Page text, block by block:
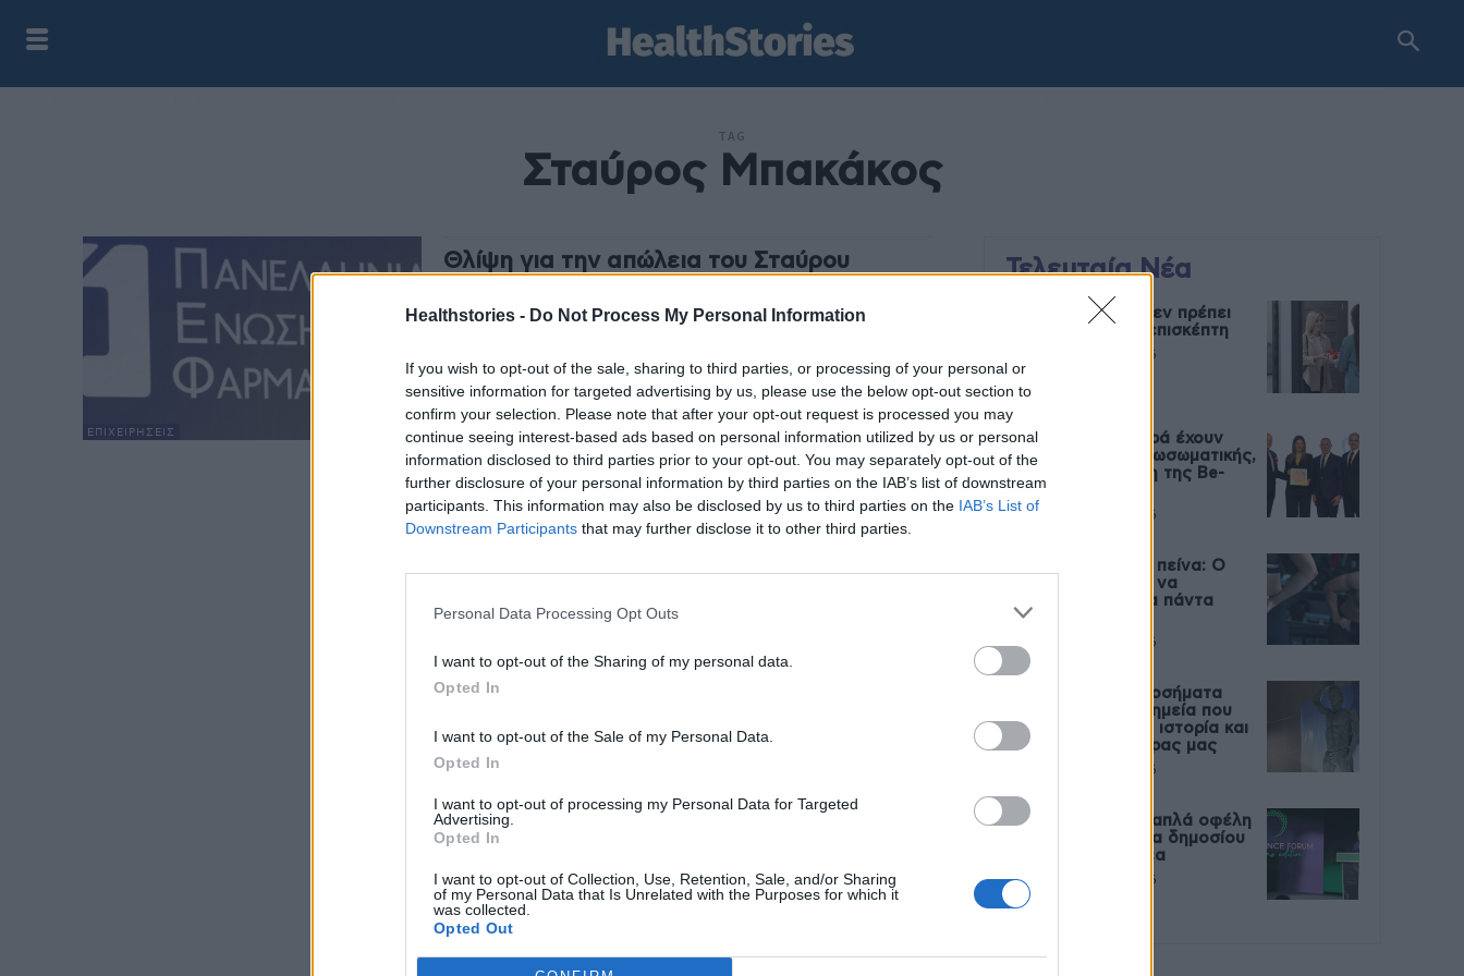
Healthstories - Do Not Process My Personal Information
If you wish to opt-out of the sale, sharing to third parties, or processing of your personal or
sensitive information for targeted advertising by us, please use the below opt-out section to
confirm your selection. Please note that after your opt-out request is processed you may
continue seeing interest-based ads based on personal information utilized by us or personal
information disclosed to third parties prior to your opt-out. You may separately opt-out of the
further disclosure of your personal information by third parties on the IAB’s list of downstream
participants. This information may also be disclosed by us to third parties on the IAB’s List of
Downstream Participants that may further disclose it to other third parties.
Personal Data Processing Opt Outs
I want to opt-out of the Sharing of my personal data.
Opted In
I want to opt-out of the Sale of my Personal Data.
Opted In
I want to opt-out of processing my Personal Data for Targeted
Advertising.
Opted In
I want to opt-out of Collection, Use, Retention, Sale, and/or Sharing
of my Personal Data that Is Unrelated with the Purposes for which it
was collected.
Opted Out
TAG
Σταύρος Μπακάκος
ΕΠΙΧΕΙΡΉΣΕΙΣ
Θλίψη για την απώλεια του Σταύρου
healthstories - 27 Ιανουαρίου 2025
βαθιά της θλίψη για την απώλεια του Σταύρου Μπακάκου, επί
σειρά ετών Προέδρου και CEO της Minerva φαρμακευτικής,...
Τελευταία Νέα
9 πράγματα που δεν πρέπει
να λέτε σε έναν επισκέπτη
27 Φεβρουαρίου 2026
Πάνω από 100 μωρά έχουν
γεννηθεί μέσω εξωσωματικής,
με την υποστήριξη της Be-
Live
27 Φεβρουαρίου 2026
Μεταπροπονητική πείνα: Ο
λόγος που θέλεις να
καταβροχθίσεις τα πάντα
μετά την άσκηση
27 Φεβρουαρίου 2026
Ωρίων – Σπάνια νοσήματα
συνδέονται με μνημεία που
διαμόρφωσαν την ιστορία και
το πνεύμα της χώρας μας
27 Φεβρουαρίου 2026
Γεωργιάδης: Πολλαπλά οφέλη
από τη συνεργασία δημοσίου
και ιδιωτικού τομέα
27 Φεβρουαρίου 2026